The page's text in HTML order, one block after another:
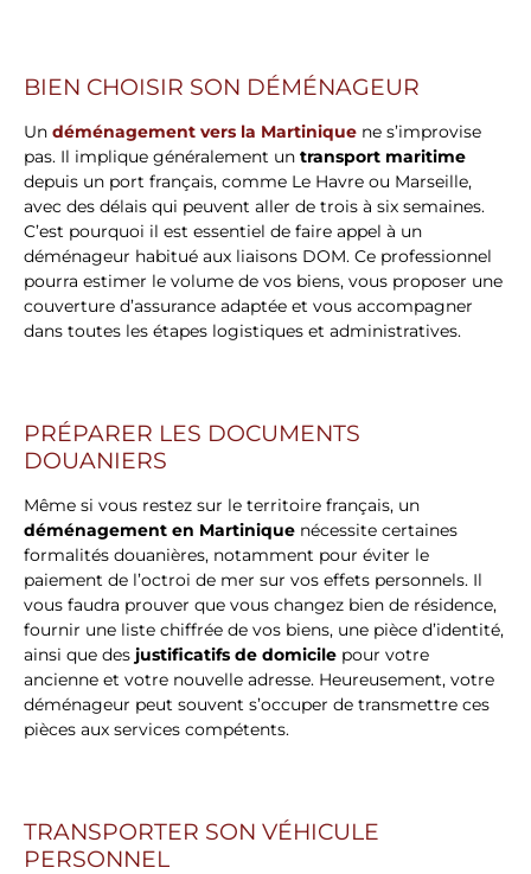
BIEN CHOISIR SON DÉMÉNAGEUR
Un déménagement vers la Martinique ne s’improvise
pas. Il implique généralement un transport maritime
depuis un port français, comme Le Havre ou Marseille,
avec des délais qui peuvent aller de trois à six semaines.
C’est pourquoi il est essentiel de faire appel à un
déménageur habitué aux liaisons DOM. Ce professionnel
pourra estimer le volume de vos biens, vous proposer une
couverture d’assurance adaptée et vous accompagner
dans toutes les étapes logistiques et administratives.
PRÉPARER LES DOCUMENTS
DOUANIERS
Même si vous restez sur le territoire français, un
déménagement en Martinique nécessite certaines
formalités douanières, notamment pour éviter le
paiement de l’octroi de mer sur vos effets personnels. Il
vous faudra prouver que vous changez bien de résidence,
fournir une liste chiffrée de vos biens, une pièce d’identité,
ainsi que des justificatifs de domicile pour votre
ancienne et votre nouvelle adresse. Heureusement, votre
déménageur peut souvent s’occuper de transmettre ces
pièces aux services compétents.
TRANSPORTER SON VÉHICULE
PERSONNEL